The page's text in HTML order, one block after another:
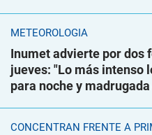
METEOROLOGÍA
Inumet advierte por dos
jueves: "Lo más intenso
para noche y
CONCENTRAN FRENTE A